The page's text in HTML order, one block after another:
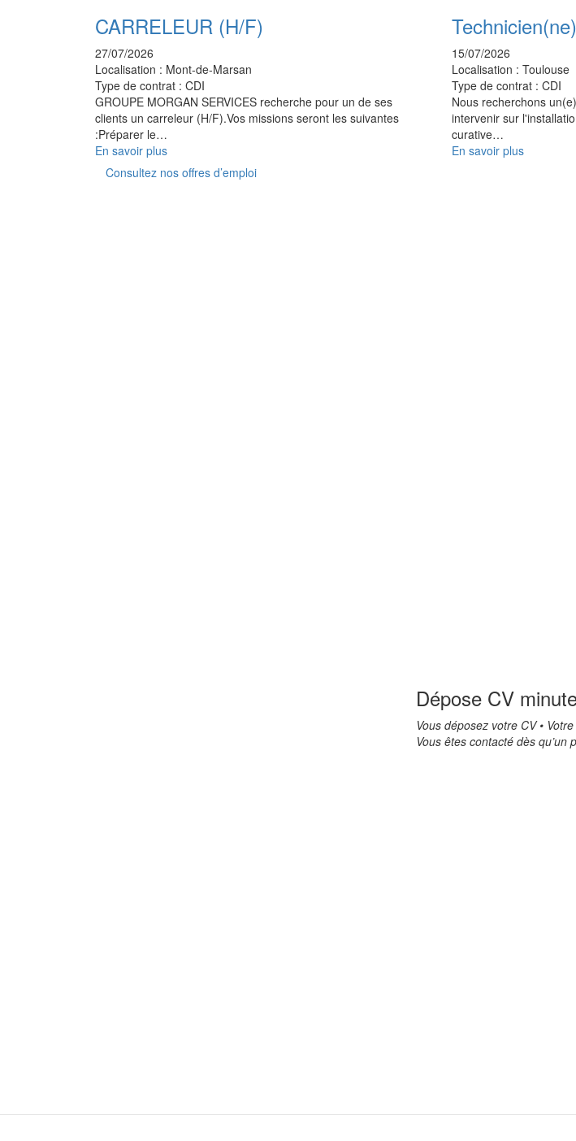
CARRELEUR (H/F)
27/07/2026
Localisation : Mont-de-Marsan
Type de contrat : CDI
GROUPE MORGAN SERVICES recherche pour un de ses
clients un carreleur (H/F).Vos missions seront les suivantes
:Préparer le…
En savoir plus
15/07/2026
Localisation : Toulouse
Type de contrat : CDI
Nous recherchons
intervenir sur
curative…
En savoir plus
Consultez nos offres d’emploi
Dépose CV
Vous déposez votre CV •
Vous êtes contacté dès qu’un